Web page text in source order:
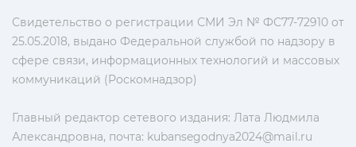
Свидетельство о регистрации СМИ Эл № ФС77-72910 от
25.05.2018, выдано Федеральной службой по надзору в
сфере связи, информационных технологий и массовых
коммуникаций (Роскомнадзор)
Главный редактор сетевого издания: Лата Людмила
Александровна, почта: kubansegodnya2024@mail.ru